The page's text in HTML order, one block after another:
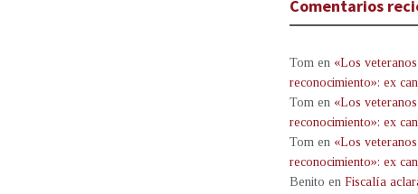
Comentarios
Tom en «Los
reconocimiento»: ex
Tom en «Los
reconocimiento»: ex
Tom en «Los
reconocimiento»: ex
Benito en Fiscalía